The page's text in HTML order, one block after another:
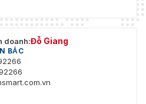
doanh:Đỗ Giang
BẮC